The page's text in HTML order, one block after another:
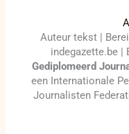
Auteur tekst |
indegazette.be |
Gediplomeerd
een Internationale
Journalisten